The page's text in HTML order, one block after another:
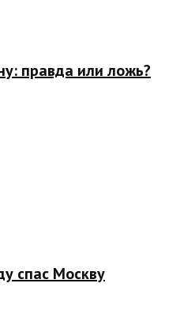
правда или ложь?
спас Москву